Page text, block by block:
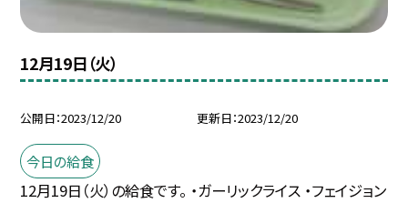
12月19日（火）
公開日 2023/12/20 更新日 2023/12/20
今日の給食
12月19日（火）の給食です。 ・ガーリックライス ・フェイジョン